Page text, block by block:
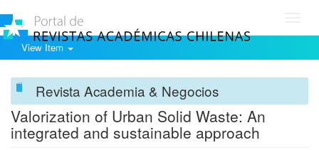
View Item
Revista Academia & Negocios
Valorization of Urban Solid Waste: An
integrated and sustainable approach